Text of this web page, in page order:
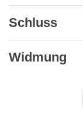
Schluss
Widmung